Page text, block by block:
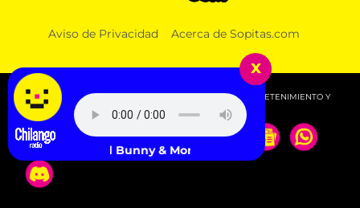
Aviso de Privacidad Acerca de Sopitas.com
© 2026 SOPITAS.COM - MÚSICA, NOTICIAS, DEPORTES, ENTRETENIMIENTO Y
MÁS!.
x
Bad Bunny & Mora - HIBIKI